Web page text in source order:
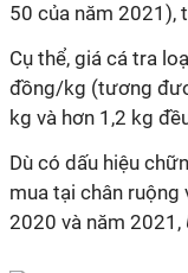
50 của năm 2021),
Cụ thể, giá cá tra
đồng/kg (tương
kg và hơn 1,2 kg
Dù có dấu hiệu
mua tại chân ruộng
2020 và năm 2021,